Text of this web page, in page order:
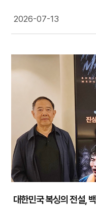
2026-07-13
대한민국 복싱의 전설,